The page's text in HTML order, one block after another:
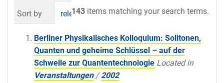
143 items matching your search terms.
Sort by relevance date (newest first)
Berliner Physikalisches Kolloquium: Solitonen,
Quanten und geheime Schlüssel – auf der
Schwelle zur Quantentechnologie Located in
Veranstaltungen /2002